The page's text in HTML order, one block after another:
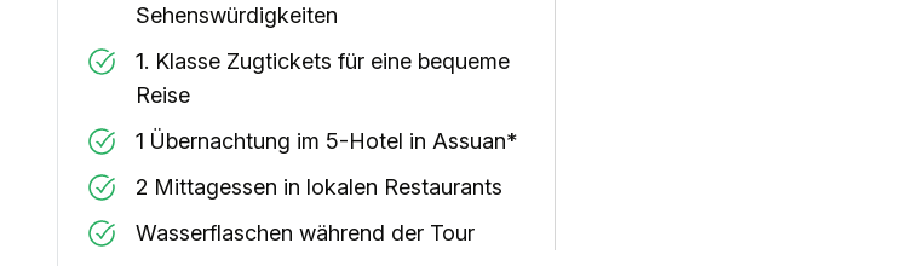
Sehenswürdigkeiten
1. Klasse Zugtickets für eine bequeme
Reise
1 Übernachtung im 5-Hotel in Assuan*
2 Mittagessen in lokalen Restaurants
Wasserflaschen während der Tour